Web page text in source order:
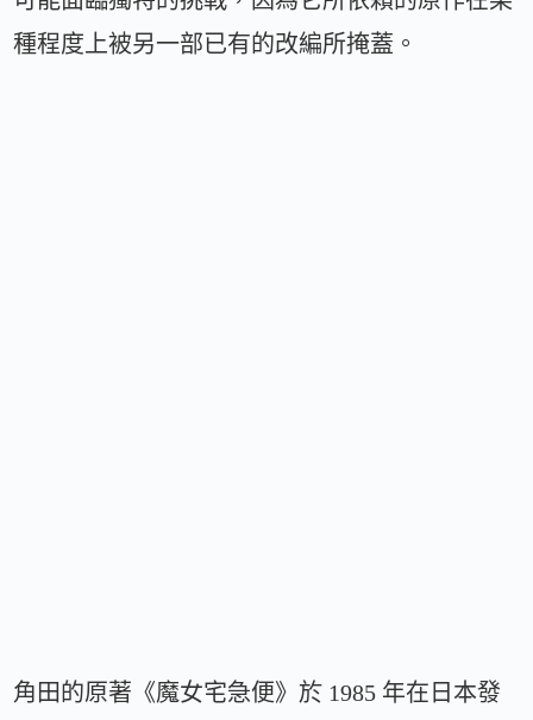
種程度上被另一部已有的改編所掩蓋。
角田的原著《魔女宅急便》於 1985 年在日本發